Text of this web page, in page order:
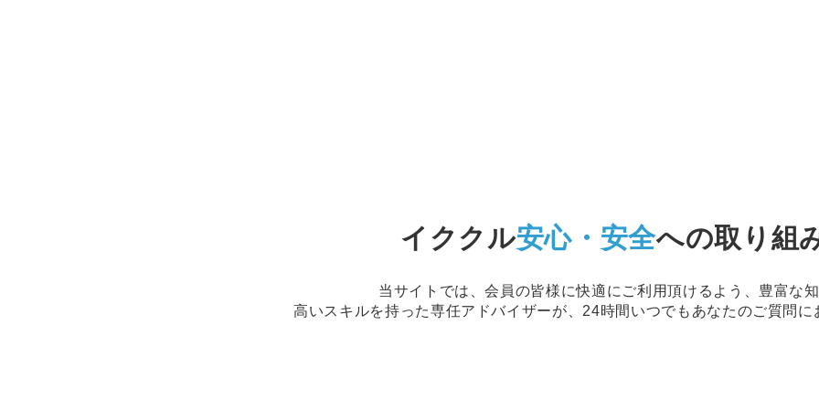
イククル安心・安全への取り組
当サイトでは、会員の皆様に快適にご利用頂けるよう、豊富な
高いスキルを持った専任アドバイザーが、24時間いつでもあなたのご質問に